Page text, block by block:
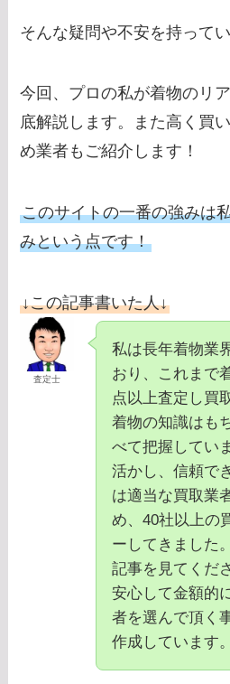
そんな疑問や不安を持って
今回、プロの私が着物のリ
底解説します。また高く買
め業者もご紹介します！
このサイトの一番の強みは
みという点です！
↓この記事書いた人↓
査定士
私は長年着物業
おり、これまで
点以上査定し買
着物の知識はも
べて把握してい
活かし、信頼で
は適当な買取業
め、40社以上の
ーしてきました
記事を見てくだ
安心して金額的
者を選んで頂く
作成しています。